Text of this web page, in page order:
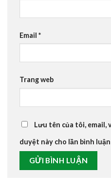
Email *
Trang web
Lưu tên của tôi, email,
duyệt này cho lần bình